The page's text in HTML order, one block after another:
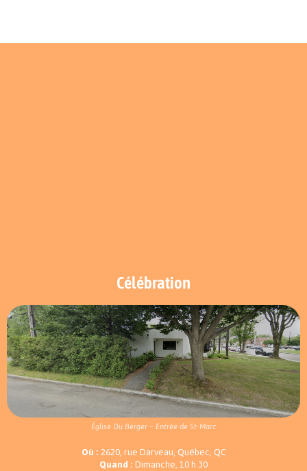
Célébration
Église Du Berger – Entrée de St-Marc
Où : 2620, rue Darveau, Québec, QC
Quand : Dimanche, 10 h 30